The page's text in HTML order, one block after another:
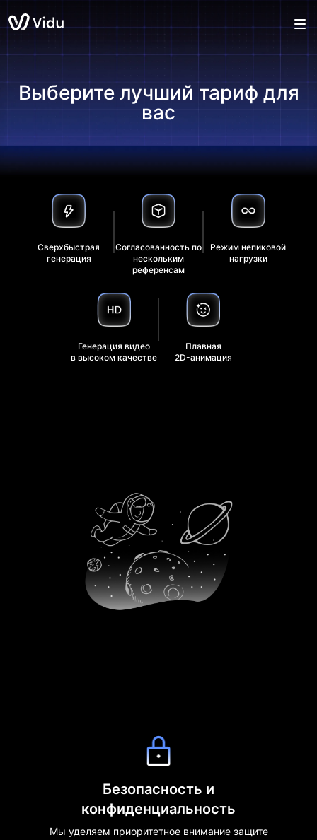
Выберите лучший тариф для
вас
Сверхбыстрая
генерация
Согласованность по
нескольким
референсам
Режим непиковой
нагрузки
Генерация видео
в высоком качестве
Плавная
2D-анимация
Безопасность и
конфиденциальность
Мы уделяем приоритетное внимание защите